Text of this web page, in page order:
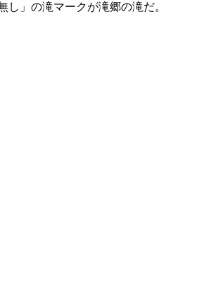
し」の滝マークが滝郷の滝だ。